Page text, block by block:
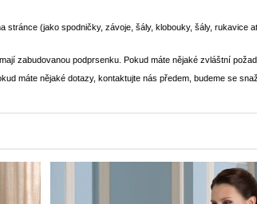
(jako spodničky, závoje, šály, klobouky, šály, rukavice
zabudovanou podprsenku. Pokud máte nějaké zvláštní
máte nějaké dotazy, kontaktujte nás předem, budeme se